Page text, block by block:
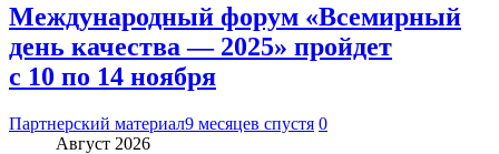
Международный форум «Всемирный
день качества — 2025» пройдет
с 10 по 14 ноября
Партнерский материал9 месяцев спустя 0
Август 2026